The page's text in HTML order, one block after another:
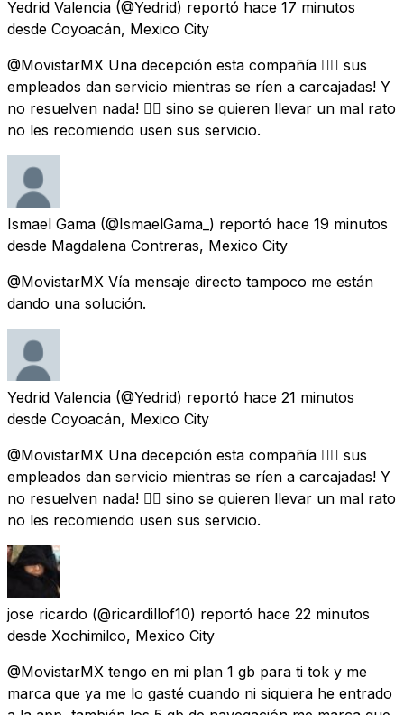
Yedrid Valencia (@Yedrid) reportó hace 17 minutos
desde Coyoacán, Mexico City
@MovistarMX Una decepción esta compañía 👎🏻 sus
empleados dan servicio mientras se ríen a carcajadas! Y
no resuelven nada! 👎🏻 sino se quieren llevar un mal rato
no les recomiendo usen sus servicio.
Ismael Gama (@IsmaelGama_) reportó hace 19 minutos
desde Magdalena Contreras, Mexico City
@MovistarMX Vía mensaje directo tampoco me están
dando una solución.
Yedrid Valencia (@Yedrid) reportó hace 21 minutos
desde Coyoacán, Mexico City
@MovistarMX Una decepción esta compañía 👎🏻 sus
empleados dan servicio mientras se ríen a carcajadas! Y
no resuelven nada! 👎🏻 sino se quieren llevar un mal rato
no les recomiendo usen sus servicio.
jose ricardo (@ricardillof10) reportó hace 22 minutos
desde Xochimilco, Mexico City
@MovistarMX tengo en mi plan 1 gb para ti tok y me
marca que ya me lo gasté cuando ni siquiera he entrado